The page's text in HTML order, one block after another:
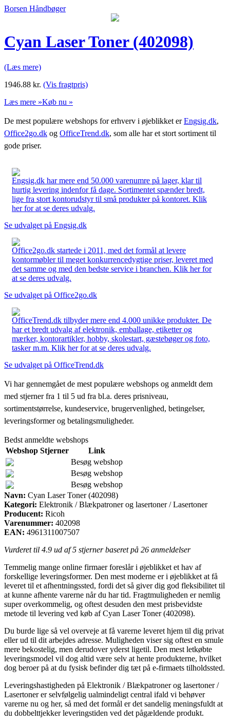
Borsen Håndbøger
Cyan Laser Toner (402098)
(Læs mere)
1946.88 kr. (Vis fragtpris)
Læs mere »Køb nu »
De mest populære webshops for erhverv i øjeblikket erEngsig.dk,
Office2go.dk og OfficeTrend.dk, som alle har et stort sortiment til
gode priser.
Engsig.dk har mere end 50.000 varenumre på lager, klar til
hurtig levering indenfor få dage. Sortimentet spænder bredt,
lige fra stort kontorudstyr til små produkter på kontoret. Klik
her for at se deres udvalg.
Se udvalget på Engsig.dk
Office2go.dk startede i 2011, med det formål at levere
kontormøbler til meget konkurrencedygtige priser, leveret med
det samme og med den bedste service i branchen. Klik her for
at se deres udvalg.
Se udvalget på Office2go.dk
OfficeTrend.dk tilbyder mere end 4.000 unikke produkter. De
har et bredt udvalg af elektronik, emballage, etiketter og
mærker, kontorartikler, hobby, skolestart, gæstebøger og foto,
tasker m.m. Klik her for at se deres udvalg.
Se udvalget på OfficeTrend.dk
Vi har gennemgået de mest populære webshops og anmeldt dem
med stjerner fra 1 til 5 ud fra bl.a. deres prisniveau,
sortimentstørrelse, kundeservice, brugervenlighed, betingelser,
leveringsformer og betalingsmuligheder.
Bedst anmeldte webshops
Webshop Stjerner
Link
Besøg webshop
Besøg webshop
Besøg webshop
Navn: Cyan Laser Toner (402098)
Kategori: Elektronik / Blækpatroner og lasertoner / Lasertoner
Producent: Ricoh
Varenummer: 402098
EAN: 4961311007507
Vurderet til 4.9 ud af 5 stjerner baseret på 26 anmeldelser
Temmelig mange online firmaer foreslår i øjeblikket et hav af
forskellige leveringsformer. Den mest moderne er i øjeblikket at få
leveret til et afhentningssted, fordi det så giver dig god fleksibilitet til
at kunne afhente varerne når du har tid. Fragtmuligheden er nemlig
super overkommelig, og oftest desuden den mest prisbevidste
metode til levering ved køb af Cyan Laser Toner (402098).
Du burde lige så vel overveje at få varerne leveret hjem til dig privat
eller ud til dit arbejdes adresse. Muligheden viser sig oftest en smule
mere bekostelig, men derudover yderst ligetil. Den mest letkøbte
leveringsmodel vil dog altid være selv at hente produkterne, hvilket
dog beroer på at du fysisk befinder dig tæt på e-firmaets tilholdssted.
Leveringshastigheden på Elektronik / Blækpatroner og lasertoner /
Lasertoner er selvfølgelig ualmindeligt central ifald vi behøver
varerne nu og her, så med det formål er det sandelig meningsfuldt at
du dobbelttjekker leveringstiden ved det pågældende produkt.